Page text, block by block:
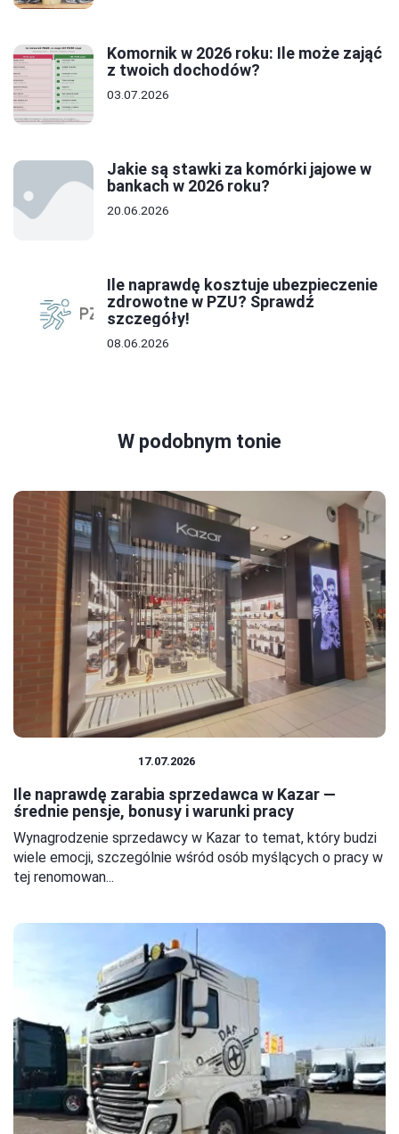
Komornik w 2026 roku: Ile może zająć
z twoich dochodów?
03.07.2026
Jakie są stawki za komórki jajowe w
bankach w 2026 roku?
20.06.2026
Ile naprawdę kosztuje ubezpieczenie
zdrowotne w PZU? Sprawdź
szczegóły!
08.06.2026
W podobnym tonie
17.07.2026
Ile naprawdę zarabia sprzedawca w Kazar —
średnie pensje, bonusy i warunki pracy
Wynagrodzenie sprzedawcy w Kazar to temat, który budzi
wiele emocji, szczególnie wśród osób myślących o pracy w
tej renomowan...